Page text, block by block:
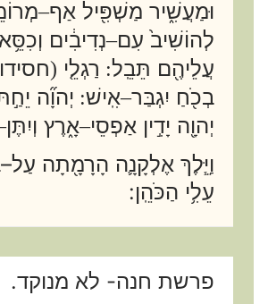
וּמַעֲשִׁ֑יר מַשְׁפִּ֖יל אַף–
לְהוֹשִׁיב֙ עִם–נְדִיבִ֔ים
עֲלֵיהֶ֖ם תֵּבֵֽל: רַגְלֵ֤י (
בְכֹ֖חַ יִגְבַּר–אִֽישׁ: יְהוָ֞ה
יְהוָ֖ה יָדִ֣ין אַפְסֵי–אָ֑רֶץ וְיִתֶּן
וַיֵּ֧לֶךְ אֶלְקָנָ֛ה הָרָמָ֖תָה עַל–
עֵלִ֥י הַכֹּהֵֽן:
פרשת חנה- לא מנוקד.